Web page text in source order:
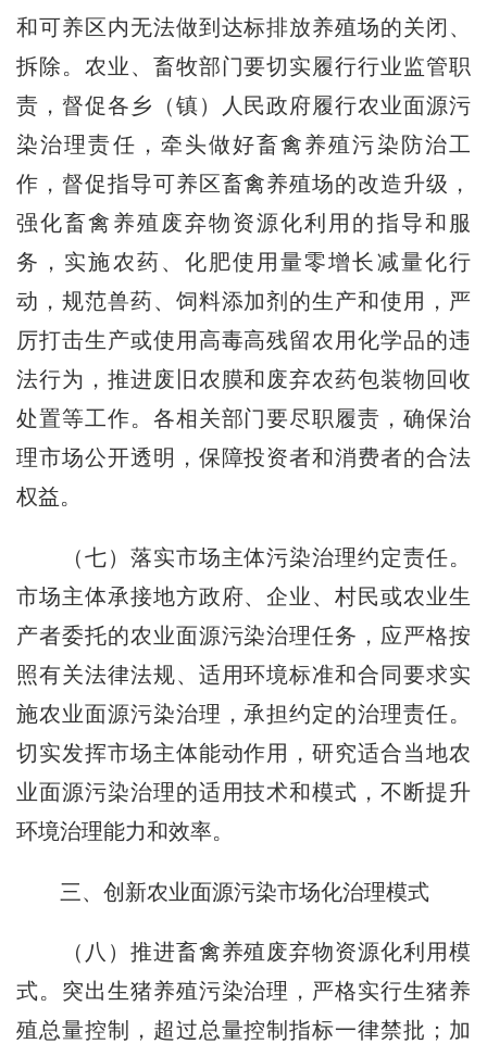
和可养区内无法做到达标排放养殖场的关闭、
拆除。农业、畜牧部门要切实履行行业监管职
责，督促各乡（镇）人民政府履行农业面源污
染治理责任，牵头做好畜禽养殖污染防治工
作，督促指导可养区畜禽养殖场的改造升级，
强化畜禽养殖废弃物资源化利用的指导和服
务，实施农药、化肥使用量零增长减量化行
动，规范兽药、饲料添加剂的生产和使用，严
厉打击生产或使用高毒高残留农用化学品的违
法行为，推进废旧农膜和废弃农药包装物回收
处置等工作。各相关部门要尽职履责，确保治
理市场公开透明，保障投资者和消费者的合法
权益。
（七）落实市场主体污染治理约定责任。
市场主体承接地方政府、企业、村民或农业生
产者委托的农业面源污染治理任务，应严格按
照有关法律法规、适用环境标准和合同要求实
施农业面源污染治理，承担约定的治理责任。
切实发挥市场主体能动作用，研究适合当地农
业面源污染治理的适用技术和模式，不断提升
环境治理能力和效率。
三、创新农业面源污染市场化治理模式
（八）推进畜禽养殖废弃物资源化利用模
式。突出生猪养殖污染治理，严格实行生猪养
殖总量控制，超过总量控制指标一律禁批；加